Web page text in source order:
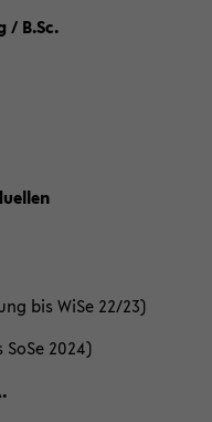
/ B.Sc.
bis WiSe 22/23)
2024)